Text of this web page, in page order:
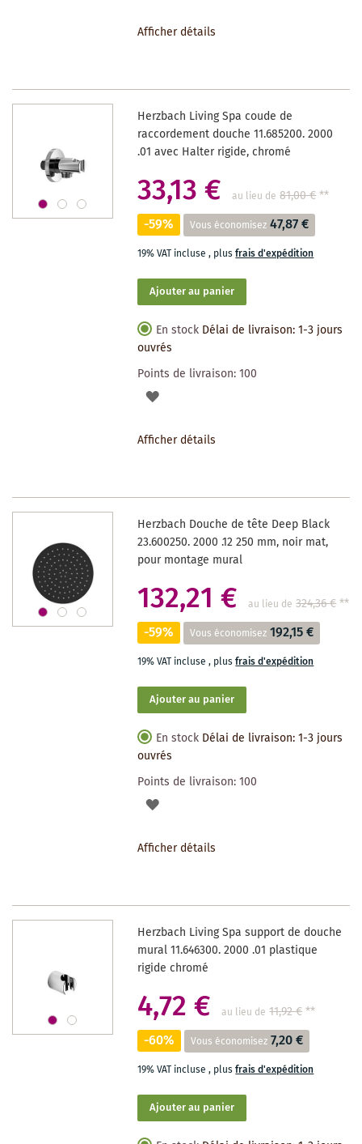
SOUHAITS
Afficher détails
Herzbach Living Spa coude de
raccordement douche 11.685200. 2000
.01 avec Halter rigide, chromé
33,13 € au lieu de 81,00 €**
-59% Vous économisez 47,87 €
19% VAT incluse, plusfrais d'expédition
Ajouter au panier
En stock Délai de livraison: 1-3 jours
ouvrés
Points de livraison:100
AJOUTER
SOUHAITS
Afficher détails
Herzbach Douche de tête Deep Black
23.600250. 2000 .12 250 mm, noir mat,
pour montage mural
132,21 € au lieu de 324,36 €**
-59% Vous économisez 192,15 €
19% VAT incluse, plusfrais d'expédition
Ajouter au panier
En stock Délai de livraison: 1-3 jours
ouvrés
Points de livraison:100
AJOUTER
SOUHAITS
Afficher détails
Herzbach Living Spa support de douche
mural 11.646300. 2000 .01 plastique
rigide chromé
4,72 € au lieu de 11,92 €**
-60% Vous économisez 7,20 €
19% VAT incluse, plusfrais d'expédition
Ajouter au panier